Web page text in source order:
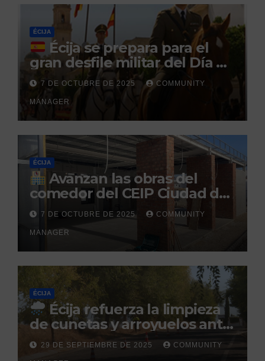
penitenciario
ÉCIJA
Écija se prepara para el
gran desfile militar del Día de
la Hispanidad organizado por
el Centro Militar de Cría
Caballar
7 DE OCTUBRE DE 2025 COMMUNITY
MANAGER
ÉCIJA
Avanzan las obras del
comedor del CEIP Ciudad del
Sol: su finalización está
prevista para finales de 2025
7 DE OCTUBRE DE 2025 COMMUNITY
MANAGER
ÉCIJA
Écija refuerza la limpieza
de cunetas y arroyuelos ante
la llegada de las lluvias
otoñales
29 DE SEPTIEMBRE DE 2025 COMMUNITY